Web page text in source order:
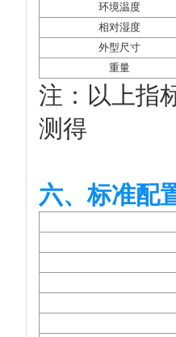
环境温度
相对湿度
外型尺寸
重量
注：以上指
测得
六、标准配